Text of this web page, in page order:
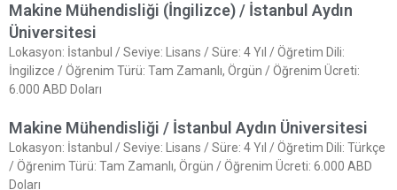
Makine Mühendisliği (İngilizce) / İstanbul Aydın
Üniversitesi
Lokasyon: İstanbul / Seviye: Lisans / Süre: 4 Yıl / Öğretim Dili:
İngilizce / Öğrenim Türü: Tam Zamanlı, Örgün / Öğrenim Ücreti:
6.000 ABD Doları
Makine Mühendisliği / İstanbul Aydın Üniversitesi
Lokasyon: İstanbul / Seviye: Lisans / Süre: 4 Yıl / Öğretim Dili: Türkçe
/ Öğrenim Türü: Tam Zamanlı, Örgün / Öğrenim Ücreti: 6.000 ABD
Doları